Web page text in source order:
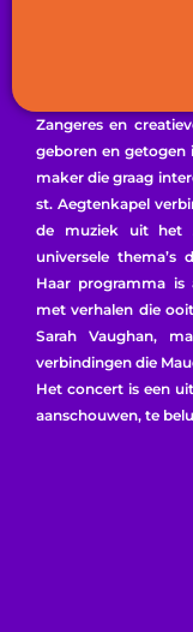
Zangeres en
geboren en getogen
maker die graag
st. Aegtenkapel
de muziek uit het
universele
Haar programma is
met verhalen die
Sarah Vaughan,
verbindingen die
Het concert is een
aanschouwen, te